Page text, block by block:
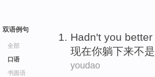
双语例句
全部
口语
书面语
Hadn't you better
现在你躺下来不是
youdao